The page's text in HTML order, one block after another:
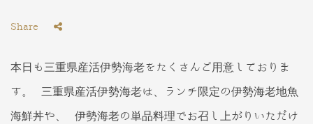
Share
本日も三重県産活伊勢海老をたくさんご用意しておりま
す。 三重県産活伊勢海老は、ランチ限定の伊勢海老地魚
海鮮丼や、 伊勢海老の単品料理でお召し上がりいただけ